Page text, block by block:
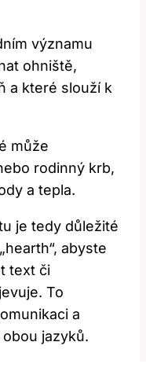
významu
ohniště,‍
⁤a které‌ slouží k
může
rodinný krb,‌
a tepla.
je tedy důležité
abyste
‍text ⁣či
To
a
jazyků.